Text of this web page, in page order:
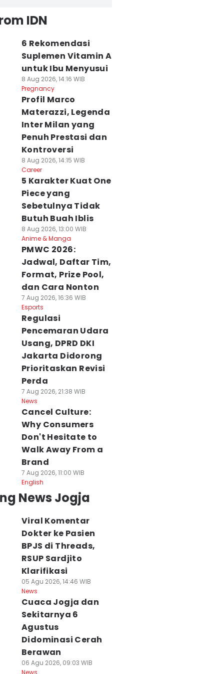
IDN
6 Rekomendasi
Suplemen Vitamin A
untuk Ibu Menyusui
8 Aug 2026, 14:16 WIB
Pregnancy
Profil Marco
Materazzi, Legenda
Inter Milan yang
Penuh Prestasi dan
Kontroversi
8 Aug 2026, 14:15 WIB
Career
5 Karakter Kuat One
Piece yang
Sebetulnya Tidak
Butuh Buah Iblis
8 Aug 2026, 13:00 WIB
Anime & Manga
PMWC 2026:
Jadwal, Daftar Tim,
Format, Prize Pool,
dan Cara Nonton
7 Aug 2026, 16:36 WIB
Esports
Regulasi
Pencemaran Udara
Usang, DPRD DKI
Jakarta Didorong
Prioritaskan Revisi
Perda
7 Aug 2026, 21:38 WIB
News
Cancel Culture:
Why Consumers
Don't Hesitate to
Walk Away From a
Brand
7 Aug 2026, 11:00 WIB
English
News Jogja
Viral Komentar
Dokter ke Pasien
BPJS di Threads,
RSUP Sardjito
Klarifikasi
05 Agu 2026, 14:46 WIB
News
Cuaca Jogja dan
Sekitarnya 6
Agustus
Didominasi Cerah
Berawan
06 Agu 2026, 09:03 WIB
News